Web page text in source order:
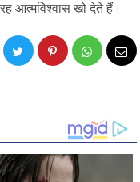
आत्मविश्वास खो देते हैं।